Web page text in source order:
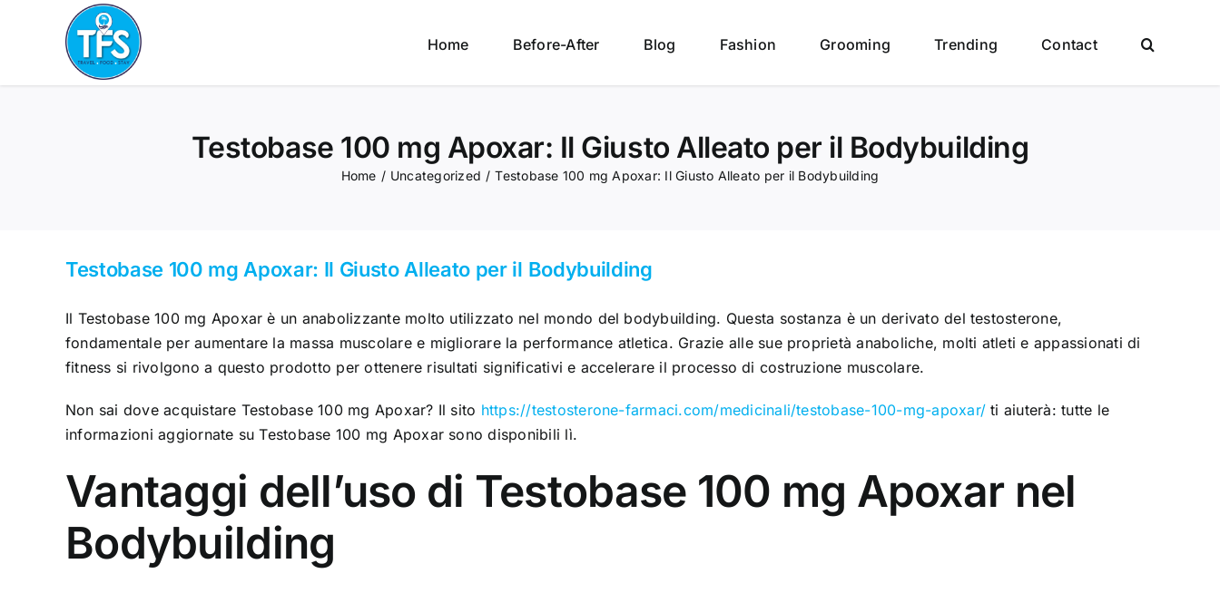
Home Before-After Blog Fashion Grooming Trending Contact
Testobase 100 mg Apoxar: Il Giusto Alleato per il Bodybuilding
Home / Uncategorized / Testobase 100 mg Apoxar: Il Giusto Alleato per il Bodybuilding
Testobase 100 mg Apoxar: Il Giusto Alleato per il Bodybuilding
Il Testobase 100 mg Apoxar è un anabolizzante molto utilizzato nel mondo del bodybuilding. Questa sostanza è un derivato del testosterone,
fondamentale per aumentare la massa muscolare e migliorare la performance atletica. Grazie alle sue proprietà anaboliche, molti atleti e appassionati di
fitness si rivolgono a questo prodotto per ottenere risultati significativi e accelerare il processo di costruzione muscolare.
Non sai dove acquistare Testobase 100 mg Apoxar? Il sito https://testosterone-farmaci.com/medicinali/testobase-100-mg-apoxar/ ti aiuterà: tutte le
informazioni aggiornate su Testobase 100 mg Apoxar sono disponibili lì.
Vantaggi dell’uso di Testobase 100 mg Apoxar nel
Bodybuilding